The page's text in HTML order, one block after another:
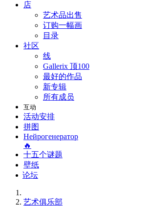
店
艺术品出售
订购一幅画
目录
社区
线
Gallerix 顶100
最好的作品
新专辑
所有成员
互动
活动安排
拼图
Нейрогенератор
🔥
十五个谜题
壁纸
论坛
艺术俱乐部